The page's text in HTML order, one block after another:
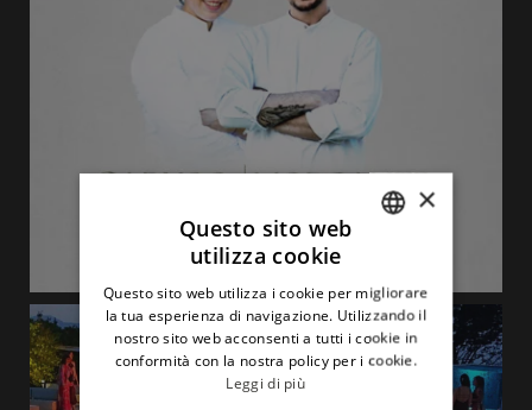
ENGLISH
×
Questo sito web
utilizza cookie
Questo sito web utilizza i cookie per migliorare
la tua esperienza di navigazione. Utilizzando il
nostro sito web acconsenti a tutti i cookie in
conformità con la nostra policy per i cookie.
Leggi di più